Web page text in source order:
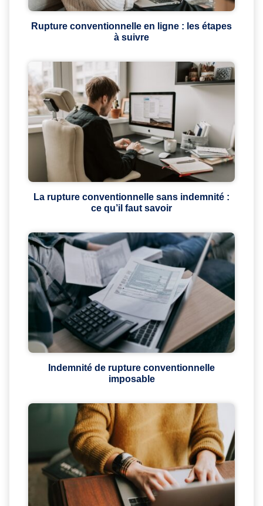
Rupture conventionnelle en ligne : les étapes
à suivre
La rupture conventionnelle sans indemnité :
ce qu’il faut savoir
Indemnité de rupture conventionnelle
imposable